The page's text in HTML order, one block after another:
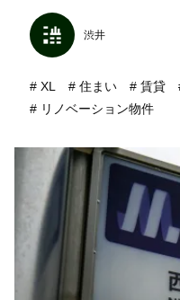
渋井
XL 住まい 賃貸
リノベーション物件